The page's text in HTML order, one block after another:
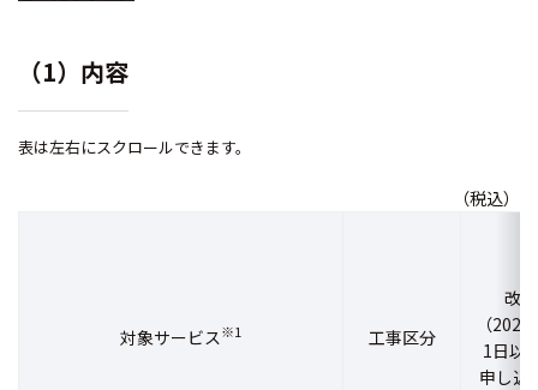
（1）内容
表は左右にスクロールできます。
（税込）
対象サービス※1 工事区分
改
（
1日以
申し込